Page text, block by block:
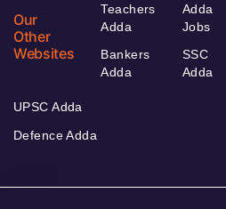
Our
Other
Websites
Teachers
Adda
Bankers
Adda
Adda
Jobs
SSC
Adda
UPSC Adda
Defence Adda